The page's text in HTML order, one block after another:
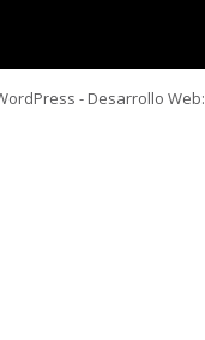
- Desarrollo Web: